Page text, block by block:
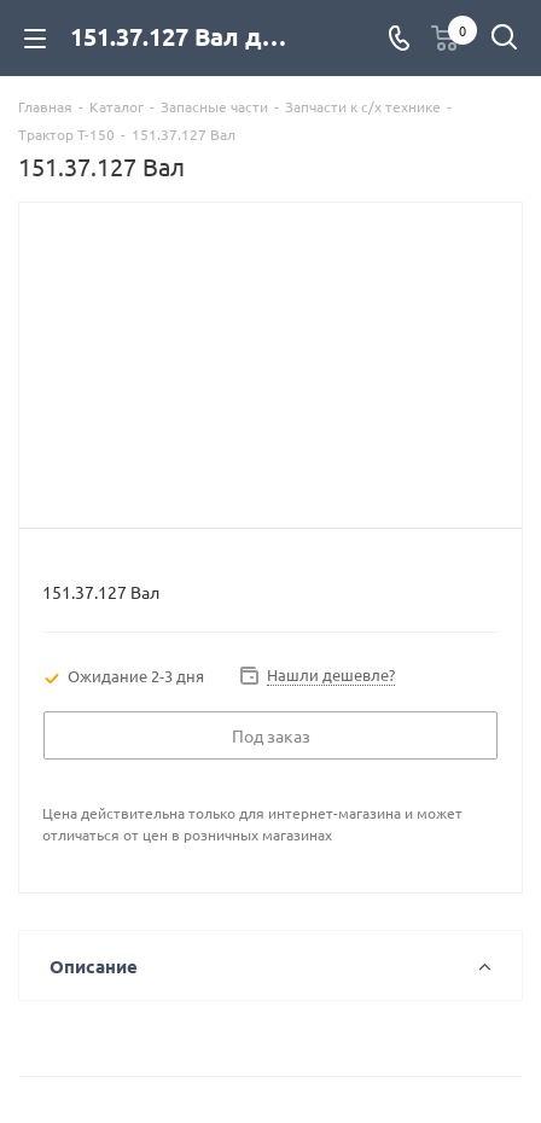
151.37.127 Вал для дизельных двигателей купить со склада с доставкой по цене официального дилера - компания Дизель Экспорт 0
Главная - Каталог - Запасные части - Запчасти к с/х технике -
Трактор Т-150 - 151.37.127 Вал
151.37.127 Вал
151.37.127 Вал
Ожидание 2-3 дня Нашли дешевле?
Под заказ
Цена действительна только для интернет-магазина и может
отличаться от цен в розничных магазинах
Описание